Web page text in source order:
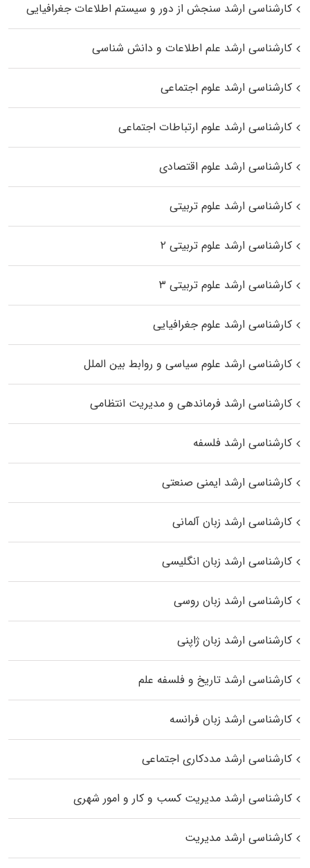
کارشناسی ارشد سنجش از دور و سیستم اطلاعات جغرافیایی
کارشناسی ارشد علم اطلاعات و دانش شناسی
کارشناسی ارشد علوم اجتماعی
کارشناسی ارشد علوم ارتباطات اجتماعی
کارشناسی ارشد علوم اقتصادی
کارشناسی ارشد علوم تربیتی
کارشناسی ارشد علوم تربیتی ۲
کارشناسی ارشد علوم تربیتی ۳
کارشناسی ارشد علوم جغرافیایی
کارشناسی ارشد علوم سیاسی و روابط بین الملل
کارشناسی ارشد فرماندهی و مدیریت انتظامی
کارشناسی ارشد فلسفه
کارشناسی ارشد ایمنی صنعتی
کارشناسی ارشد زبان آلمانی
کارشناسی ارشد زبان انگلیسی
کارشناسی ارشد زبان روسی
کارشناسی ارشد زبان ژاپنی
کارشناسی ارشد تاریخ و فلسفه علم
کارشناسی ارشد زبان فرانسه
کارشناسی ارشد مددکاری اجتماعی
کارشناسی ارشد مدیریت کسب و کار و امور شهری
کارشناسی ارشد مدیریت